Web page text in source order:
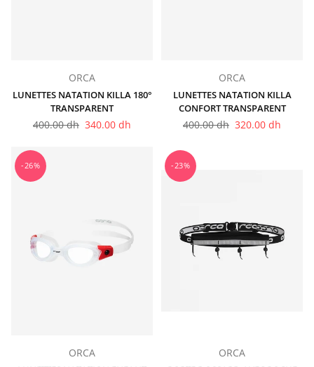
ORCA
LUNETTES NATATION KILLA 180°
TRANSPARENT
Prix
400.00 dh 340.00 dh
ORCA
LUNETTES NATATION KILLA
CONFORT TRANSPARENT
Prix
400.00 dh 320.00 dh
-26%
ORCA
-23%
ORCA